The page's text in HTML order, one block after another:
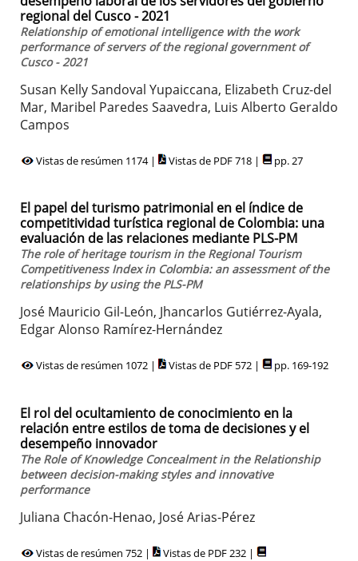
regional del Cusco - 2021
Relationship of emotional intelligence with the work
performance of servers of the regional government of
Cusco - 2021
Susan Kelly Sandoval Yupaiccana, Elizabeth Cruz-del
Mar, Maribel Paredes Saavedra, Luis Alberto Geraldo
Campos
Vistas de resúmen 1174 | Vistas de PDF 718 | pp. 27
El papel del turismo patrimonial en el índice de
competitividad turística regional de Colombia: una
evaluación de las relaciones mediante PLS-PM
The role of heritage tourism in the Regional Tourism
Competitiveness Index in Colombia: an assessment of the
relationships by using the PLS-PM
José Mauricio Gil-León, Jhancarlos Gutiérrez-Ayala,
Edgar Alonso Ramírez-Hernández
Vistas de resúmen 1072 | Vistas de PDF 572 | pp. 169-192
El rol del ocultamiento de conocimiento en la
relación entre estilos de toma de decisiones y el
desempeño innovador
The Role of Knowledge Concealment in the Relationship
between decision-making styles and innovative
performance
Juliana Chacón-Henao, José Arias-Pérez
Vistas de resúmen 752 | Vistas de PDF 232 |